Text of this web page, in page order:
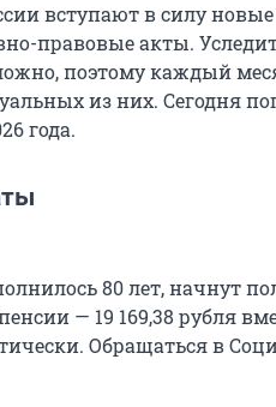
вступают в силу
правовые акты.
поэтому каждый
из них. Сегодня
года.
80 лет, начнут
— 19 169,38 рубля
Обращаться в